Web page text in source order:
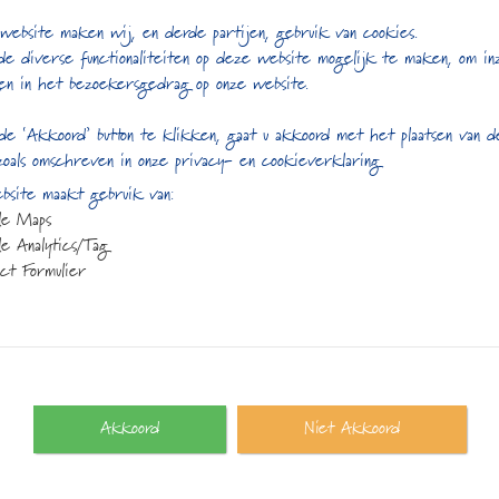
Assam CTC Thowra.
€3,95
producten
maken wij, en derde partijen, gebruik van cookies.
diverse functionaliteiten op deze website mogelijk te maken, om
in het bezoekersgedrag op onze website.
‘Akkoord’ button te klikken, gaat u akkoord met het plaatsen van
omschreven in onze privacy- en cookieverklaring
maakt gebruik van:
Maps
Analytics/Tag
Formulier
Akkoord Niet Akkoord